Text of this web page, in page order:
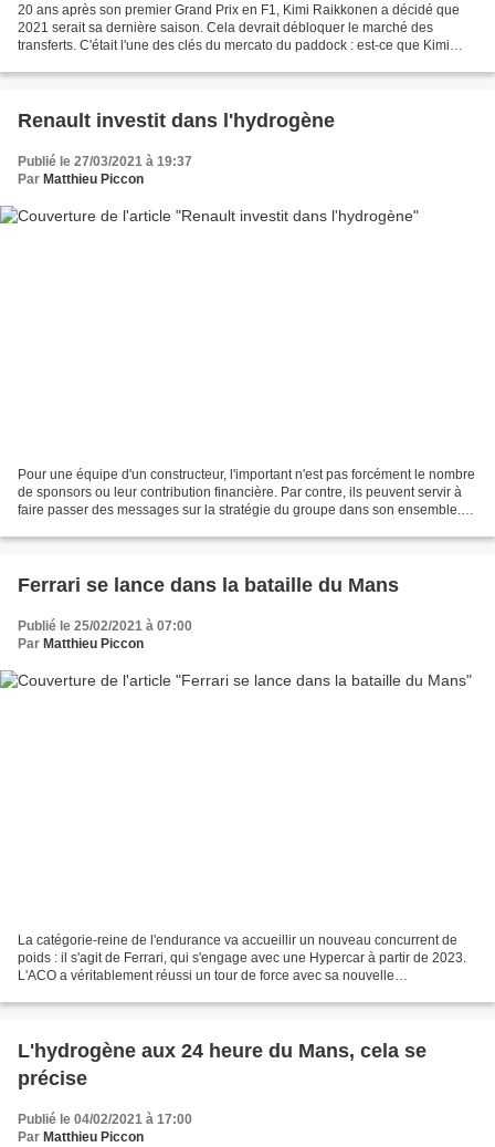
20 ans après son premier Grand Prix en F1, Kimi Raikkonen a décidé que
2021 serait sa dernière saison. Cela devrait débloquer le marché des
transferts. C'était l'une des clés du mercato du paddock : est-ce que Kimi
Renault investit dans l'hydrogène
Publié le 27/03/2021 à 19:37
Par Matthieu Piccon
Pour une équipe d'un constructeur, l'important n'est pas forcément le nombre
de sponsors ou leur contribution financière. Par contre, ils peuvent servir à
faire passer des messages sur la stratégie du groupe dans son ensemble.
Ferrari se lance dans la bataille du Mans
Publié le 25/02/2021 à 07:00
Par Matthieu Piccon
La catégorie-reine de l'endurance va accueillir un nouveau concurrent de
poids : il s'agit de Ferrari, qui s'engage avec une Hypercar à partir de 2023.
L'ACO a véritablement réussi un tour de force avec sa nouvelle
L'hydrogène aux 24 heure du Mans, cela se
précise
Publié le 04/02/2021 à 17:00
Par Matthieu Piccon